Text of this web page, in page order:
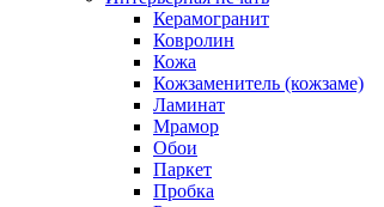
Керамогранит
Ковролин
Кожа
Кожзаменитель (кожзаме)
Ламинат
Мрамор
Обои
Паркет
Пробка